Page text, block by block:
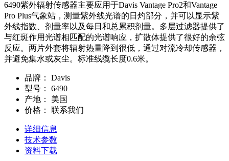
6490紫外辐射传感器主要应用于Davis Vantage Pro2和Vantage
Pro Plus气象站，测量紫外线光谱的日灼部分，并可以显示紫
外线指数、剂量率以及每日和总累积剂量。多层过滤器提供了
与红斑作用光谱相匹配的光谱响应，扩散体提供了很好的余弦
反应。两片外套将辐射热量降到很低，通过对流冷却传感器，
并避免集水或灰尘。标准线缆长度0.6米。
品牌：
Davis
型号：
6490
产地：
美国
价格：
联系我们
详细信息
技术参数
资料下载